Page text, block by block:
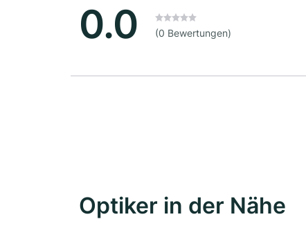
0.0 (0 Bewertungen)
Optiker in der Nähe